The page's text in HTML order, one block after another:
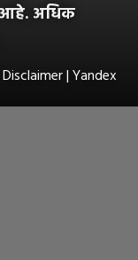
आहे. अधिक
Disclaimer | Yandex